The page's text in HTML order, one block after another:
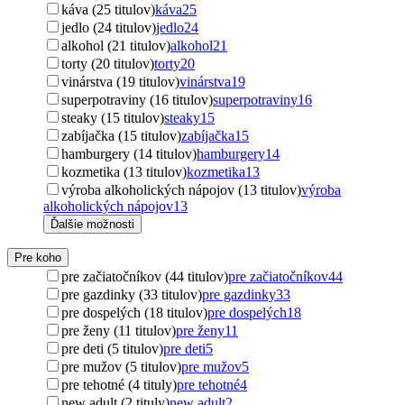
káva (25 titulov)káva25
jedlo (24 titulov)jedlo24
alkohol (21 titulov)alkohol21
torty (20 titulov)torty20
vinárstva (19 titulov)vinárstva19
superpotraviny (16 titulov)superpotraviny16
steaky (15 titulov)steaky15
zabíjačka (15 titulov)zabíjačka15
hamburgery (14 titulov)hamburgery14
kozmetika (13 titulov)kozmetika13
výroba alkoholických nápojov (13 titulov)výroba
alkoholických nápojov13
Ďalšie možnosti
Pre koho
pre začiatočníkov (44 titulov)pre začiatočníkov44
pre gazdinky (33 titulov)pre gazdinky33
pre dospelých (18 titulov)pre dospelých18
pre ženy (11 titulov)pre ženy11
pre deti (5 titulov)pre deti5
pre mužov (5 titulov)pre mužov5
pre tehotné (4 tituly)pre tehotné4